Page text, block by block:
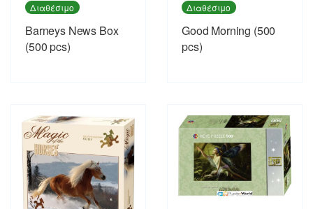
Διαθέσιμο
Barneys News Box
(500 pcs)
Διαθέσιμο
Good Morning (500
pcs)